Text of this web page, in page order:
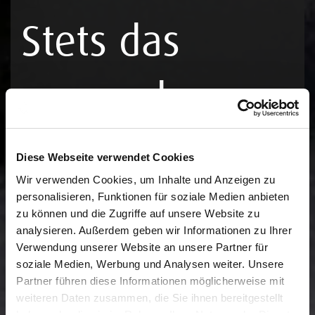
Diese Webseite verwendet Cookies
Wir verwenden Cookies, um Inhalte und Anzeigen zu
personalisieren, Funktionen für soziale Medien anbieten
zu können und die Zugriffe auf unsere Website zu
analysieren. Außerdem geben wir Informationen zu Ihrer
Verwendung unserer Website an unsere Partner für
soziale Medien, Werbung und Analysen weiter. Unsere
Partner führen diese Informationen möglicherweise mit
weiteren Daten zusammen, die Sie ihnen bereitgestellt
Stets das
passende
Ethernet Kabel
- auch für
längere